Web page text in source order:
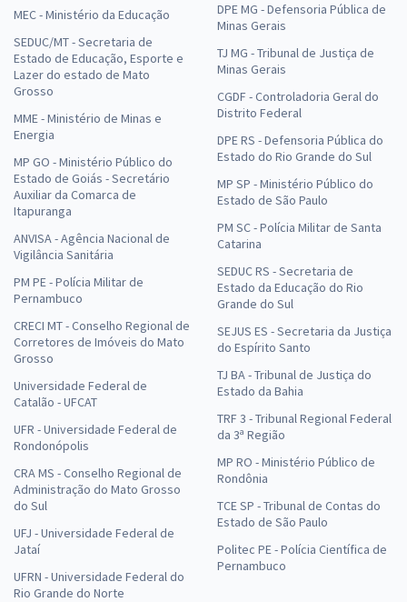
MEC - Ministério da Educação
SEDUC/MT - Secretaria de
Estado de Educação, Esporte e
Lazer do estado de Mato
Grosso
MME - Ministério de Minas e
Energia
MP GO - Ministério Público do
Estado de Goiás - Secretário
Auxiliar da Comarca de
Itapuranga
ANVISA - Agência Nacional de
Vigilância Sanitária
PM PE - Polícia Militar de
Pernambuco
CRECI MT - Conselho Regional de
Corretores de Imóveis do Mato
Grosso
Universidade Federal de
Catalão - UFCAT
UFR - Universidade Federal de
Rondonópolis
CRA MS - Conselho Regional de
Administração do Mato Grosso
do Sul
UFJ - Universidade Federal de
Jataí
UFRN - Universidade Federal do
Rio Grande do Norte
DPE MG - Defensoria Pública de
Minas Gerais
TJ MG - Tribunal de Justiça de
Minas Gerais
CGDF - Controladoria Geral do
Distrito Federal
DPE RS - Defensoria Pública do
Estado do Rio Grande do Sul
MP SP - Ministério Público do
Estado de São Paulo
PM SC - Polícia Militar de Santa
Catarina
SEDUC RS - Secretaria de
Estado da Educação do Rio
Grande do Sul
SEJUS ES - Secretaria da Justiça
do Espírito Santo
TJ BA - Tribunal de Justiça do
Estado da Bahia
TRF 3 - Tribunal Regional Federal
da 3ª Região
MP RO - Ministério Público de
Rondônia
TCE SP - Tribunal de Contas do
Estado de São Paulo
Politec PE - Polícia Científica de
Pernambuco